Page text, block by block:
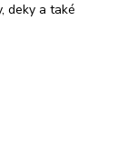
deky a také